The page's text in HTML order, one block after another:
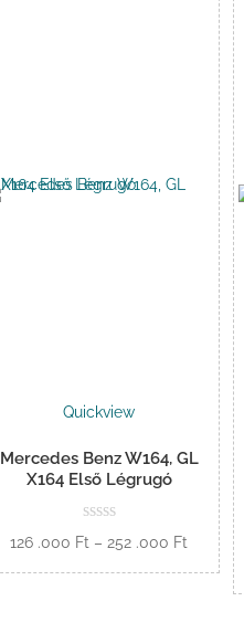
.000 Ft
Quickview
Mercedes Benz W164, GL
X164 Első Légrugó
126 .000 Ft – 252 .000 Ft
.000 Ft
Opciók